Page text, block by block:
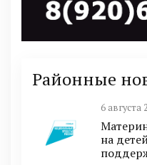
Районные
6 августа
на